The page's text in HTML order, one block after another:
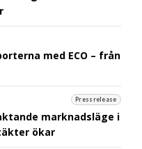
med ECO – från
Pressrelease
marknadsläge i
ökar